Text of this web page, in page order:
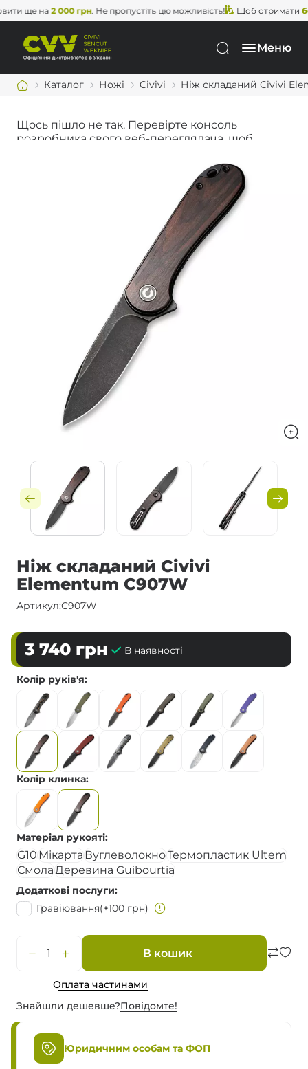
ще на2 000 грн. Не пропустіть цю можливість! Щоб отримати
Меню
Каталог Ножі Civivi Ніж складаний Civivi
Щось пішло не так. Перевірте консоль
розробника свого веб-переглядача, щоб
Ніж складаний Civivi
Elementum C907W
Артикул:C907W
3 740 грн В наявності
Колір руків'я
Колір клинка
Матеріал рукояті
G10 Мікарта ВуглеволокноТермопластик Ultem
СмолаДеревина Guibourtia
Додаткові послуги
Гравіювання(+100 грн)
В кошик
Оплата частинами
Знайшли дешевше?Повiдомте!
Юридичним особам та ФОП